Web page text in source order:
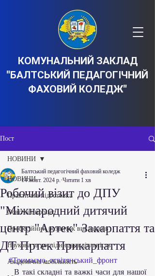
КОМУНАЛЬНИЙ ЗАКЛАД
"БАЛТСЬКИЙ ПЕДАГОГІЧНИЙ
ФАХОВИЙ КОЛЕДЖ"
Пост
НОВИНИ
Практична підготовка
Освітній процес
Професійний розвиток викладачів
Наукова та дослідницька діяльність
Академічна мобільність
НОВИНИ
Робочий візит до ДПУ
"Міжнародний дитячий
центр "Артек" Закарпаття та
ДТ Пртек Прикарпаття
Балтський педагогічний фаховий коледж
14 жовт. 2024 р. Читати 1 хв
#Тримаємо_освітянський_фронт
  В такі складні та важкі часи для нашої